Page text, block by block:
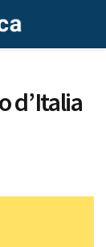
d’Italia